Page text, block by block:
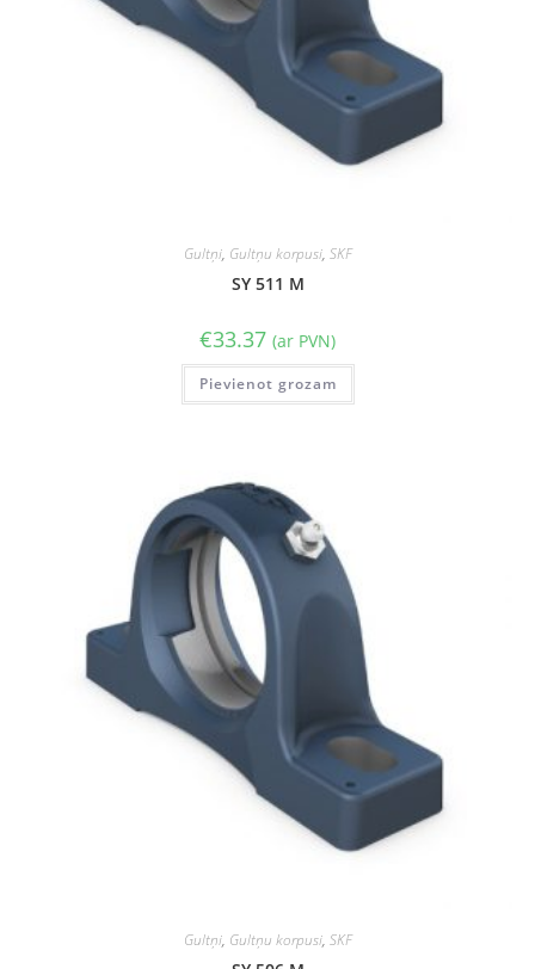
Gultņi, Gultņu korpusi, SKF
SY 511 M
€33.37 (ar PVN)
Pievienot grozam
Gultņi, Gultņu korpusi, SKF